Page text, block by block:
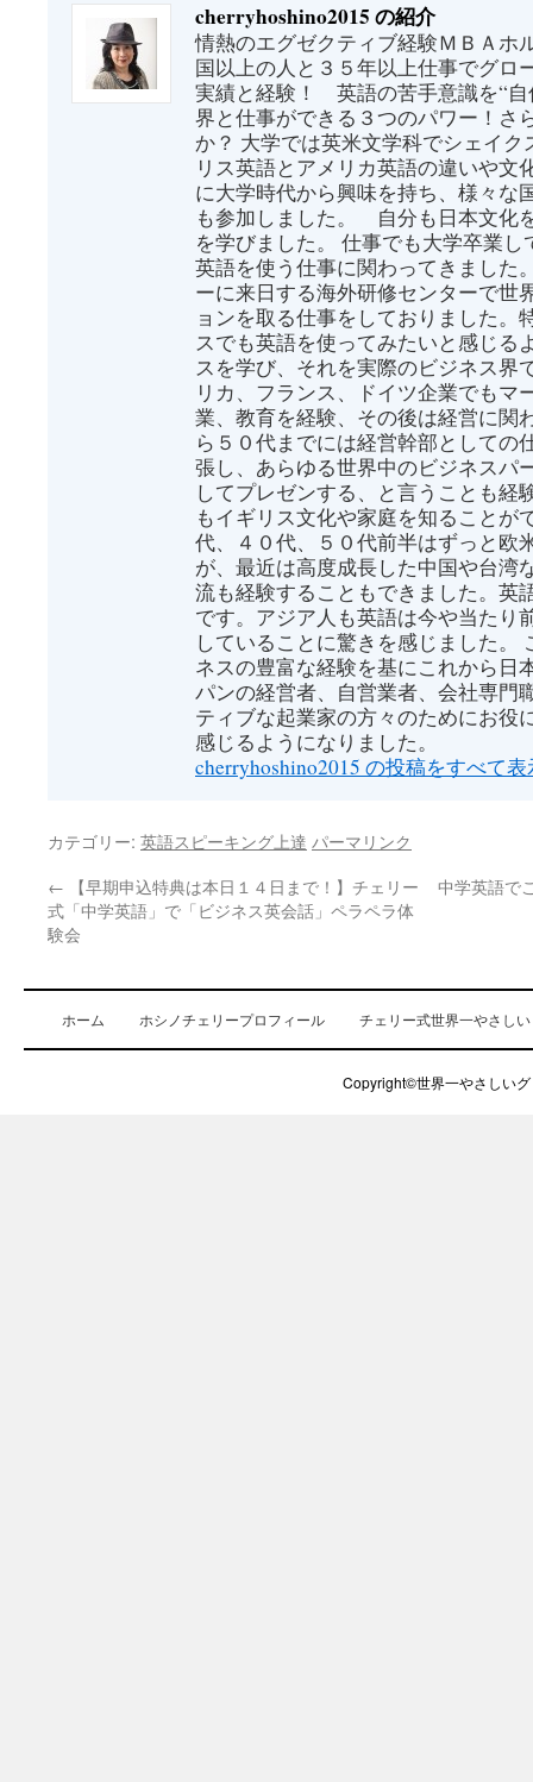
cherryhoshino2015 の紹介
情熱のエグゼクティブ経験ＭＢＡホ
国以上の人と３５年以上仕事でグロ
実績と経験！ 英語の苦手意識を“自
界と仕事ができる３つのパワー！さ
か？ 大学では英米文学科でシェイ
リス英語とアメリカ英語の違いや文
に大学時代から興味を持ち、様々な
も参加しました。 自分も日本文化
を学びました。 仕事でも大学卒業
英語を使う仕事に関わってきました
ーに来日する海外研修センターで世
ョンを取る仕事をしておりました。
スでも英語を使ってみたいと感じる
スを学び、それを実際のビジネス界
リカ、フランス、ドイツ企業でもマ
業、教育を経験、その後は経営に関
ら５０代までには経営幹部としての
張し、あらゆる世界中のビジネスパ
してプレゼンする、と言うことも経
もイギリス文化や家庭を知ることが
代、４０代、５０代前半はずっと欧
が、最近は高度成長した中国や台湾
流も経験することもできました。英
です。アジア人も英語は今や当たり
していることに驚きを感じました。
ネスの豊富な経験を基にこれから日
パンの経営者、自営業者、会社専門
ティブな起業家の方々のためにお役
感じるようになりました。
cherryhoshino2015 の投稿をすべて
カテゴリー: 英語スピーキング上達 パーマリンク
← 【早期申込特典は本日１４日まで！】チェリー
式「中学英語」で「ビジネス英会話」ペラペラ体
験会
中学英語で
ホーム ホシノチェリープロフィール チェリー式世界一やさし
Copyright©世界一やさしい